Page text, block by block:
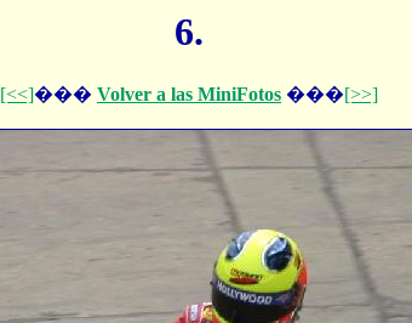
6.
[<<]��� Volver a las MiniFotos ���[>>]